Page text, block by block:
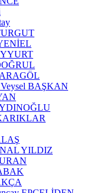
BAŞKAN
YILDIZ